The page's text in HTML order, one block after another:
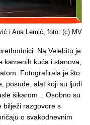
i Ana Lemić, foto: (c) MV
Na Velebitu je
kuća i stanova,
Fotografirala je što
posude, alat koji su ljudi
šikarom... Osobno su
bilježi razgovore s
o svakodnevnim